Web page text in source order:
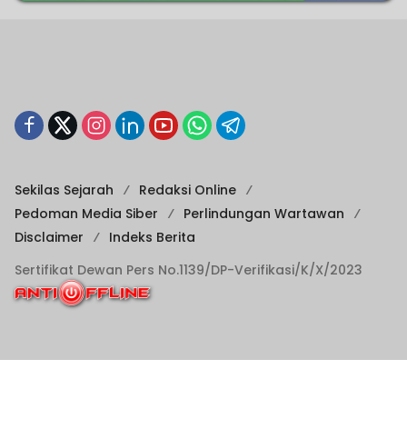
Sekilas Sejarah
Redaksi Online
Pedoman Media Siber
Perlindungan Wartawan
Disclaimer
Indeks Berita
Sertifikat Dewan Pers No.1139/DP-Verifikasi/K/X/2023